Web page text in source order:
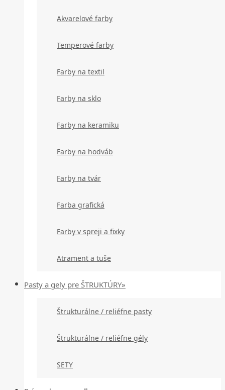
Akvarelové farby
Temperové farby
Farby na textil
Farby na sklo
Farby na keramiku
Farby na hodváb
Farby na tvár
Farba grafická
Farby v spreji a fixky
Atrament a tuše
Pasty a gely pre ŠTRUKTÚRY»
Štrukturálne / reliéfne pasty
Štrukturálne / reliéfne gély
SETY